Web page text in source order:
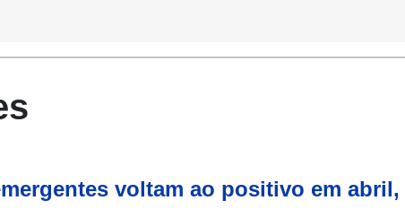
voltam ao positivo em